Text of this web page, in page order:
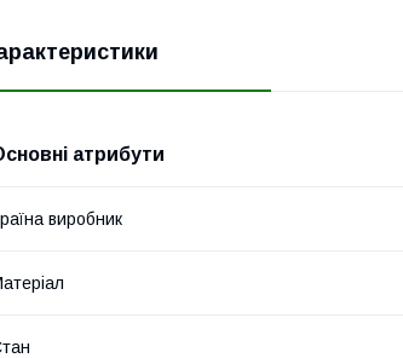
атрибути
виробник